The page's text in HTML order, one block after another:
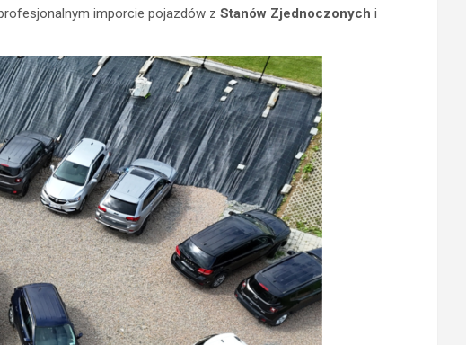
imporcie pojazdów z Stanów Zjednoczonych i